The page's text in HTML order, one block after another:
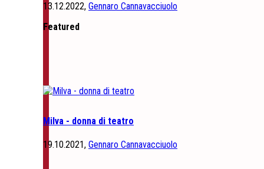
13.12.2022, Gennaro Cannavacciuolo
Featured
Milva - donna di teatro
19.10.2021, Gennaro Cannavacciuolo